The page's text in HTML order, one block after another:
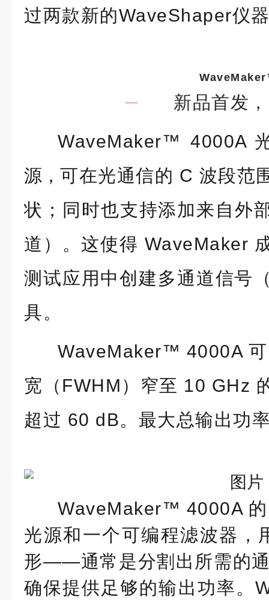
过两款新的WaveShaper仪
新品首发
WaveMaker™ 4000A
源，可在光通信的 C 波段范
状；同时也支持添加来自外
道）。这使得 WaveMaker
测试应用中创建多通道信号
具。
WaveMaker™ 4000A
宽（FWHM）窄至 10 GHz
超过 60 dB。最大总输出功
WaveMaker™ 4000A
光源和一个可编程滤波器，
形——通常是分割出所需的
确保提供足够的输出功率。